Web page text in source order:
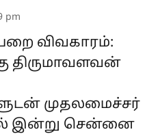
pm
விவகாரம்:
திருமாவளவன்
முதலமைச்சர்
இன்று சென்னை